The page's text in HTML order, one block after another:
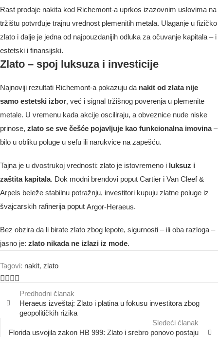
Rast prodaje nakita kod Richemont-a uprkos izazovnim uslovima na
tržištu potvrđuje trajnu vrednost plemenitih metala. Ulaganje u fizičko
zlato i dalje je jedna od najpouzdanijih odluka za očuvanje kapitala – i
estetski i finansijski.
Zlato – spoj luksuza i investicije
Najnoviji rezultati Richemont-a pokazuju da nakit od zlata nije
samo estetski izbor, već i signal tržišnog poverenja u plemenite
metale. U vremenu kada akcije osciliraju, a obveznice nude niske
prinose, zlato se sve češće pojavljuje kao funkcionalna imovina–
bilo u obliku poluge u sefu ili narukvice na zapešću.
Tajna je u dvostrukoj vrednosti: zlato je istovremeno i luksuz i
zaštita kapitala. Dok modni brendovi poput Cartier i Van Cleef &
Arpels beleže stabilnu potražnju, investitori kupuju zlatne poluge iz
švajcarskih rafinerija poput Argor-Heraeus.
Bez obzira da li birate zlato zbog lepote, sigurnosti – ili oba razloga –
jasno je: zlato nikada ne izlazi iz mode.
Tagovi: nakit, zlato
Predhodni članak
Heraeus izveštaj: Zlato i platina u fokusu investitora zbog
geopolitičkih rizika
Sledeći ćlanak
Florida usvojila zakon HB 999: Zlato i srebro ponovo postaju